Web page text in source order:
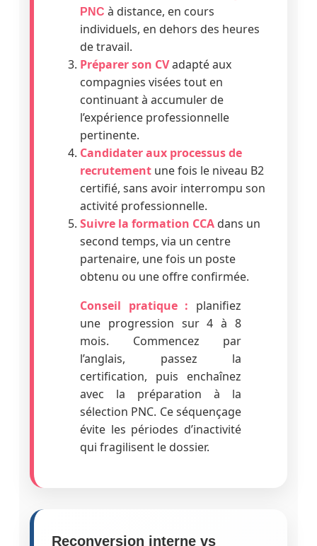
PNC à distance, en cours
individuels, en dehors des heures
de travail.
Préparer son CVadapté aux
compagnies visées tout en
continuant à accumuler de
l’expérience professionnelle
pertinente.
Candidater aux processus de
recrutementune fois le niveau B2
certifié, sans avoir interrompu son
activité professionnelle.
Suivre la formation CCAdans un
second temps, via un centre
partenaire, une fois un poste
obtenu ou une offre confirmée.
Conseil pratique : planifiez
une progression sur 4 à 8
mois. Commencez par
l’anglais, passez la
certification, puis enchaînez
avec la préparation à la
sélection PNC. Ce séquençage
évite les périodes d’inactivité
qui fragilisent le dossier.
Reconversion interne vs